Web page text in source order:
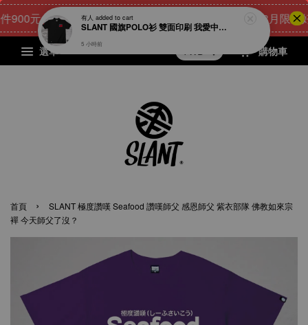
元 點我 立即購 24 天 [8月限量好
選單 購物車
首頁 ›
SLANT 極度讚嘆 Seafood 讚嘆師父 感恩師父 紫衣部隊 佛教如來宗
襌 今天師父了沒？